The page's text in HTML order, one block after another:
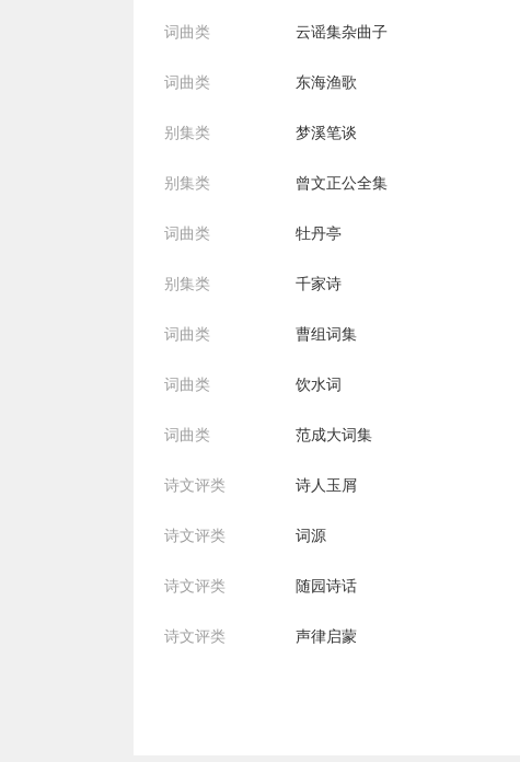
词曲类 云谣集杂曲子
词曲类 东海渔歌
别集类 梦溪笔谈
别集类 曾文正公全集
词曲类 牡丹亭
别集类 千家诗
词曲类 曹组词集
词曲类 饮水词
词曲类 范成大词集
诗文评类 诗人玉屑
诗文评类 词源
诗文评类 随园诗话
诗文评类 声律启蒙